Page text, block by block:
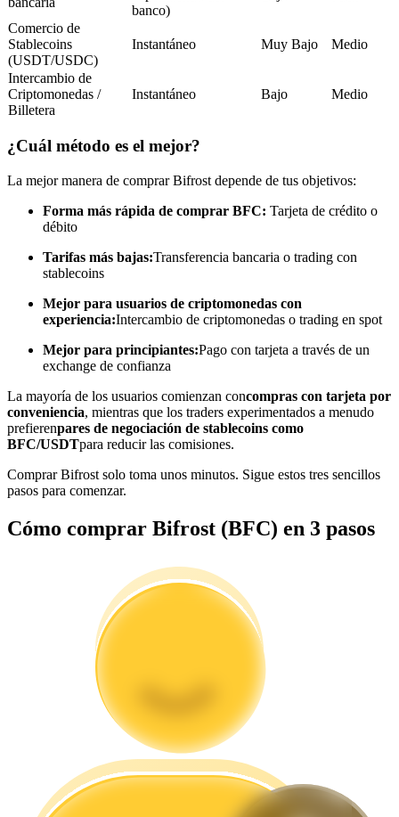
Copiar Trading
Únete a los mejores traders
Disfruta del reparto de beneficios y comisiones de copy trading
Información
Análisis de big data que incluye información comercial, etc.
Guía de inicio de futuros
banco)
Comercio de
Stablecoins
(USDT/USDC)
Instantáneo Muy Bajo Medio
Intercambio de
Criptomonedas /
Billetera
Instantáneo Bajo Medio
¿Cuál método es el mejor?
La mejor manera de comprar Bifrost depende de tus objetivos:
Forma más rápida de comprar BFC: Tarjeta de crédito o
débito
Tarifas más bajas:Transferencia bancaria o trading con
stablecoins
Mejor para usuarios de criptomonedas con
experiencia:Intercambio de criptomonedas o trading en spot
Mejor para principiantes:Pago con tarjeta a través de un
exchange de confianza
La mayoría de los usuarios comienzan concompras con tarjeta por
conveniencia, mientras que los traders experimentados a menudo
prefierenpares de negociación de stablecoins como
BFC/USDTpara reducir las comisiones.
Comprar Bifrost solo toma unos minutos. Sigue estos tres sencillos
pasos para comenzar.
Cómo comprar Bifrost (BFC) en 3 pasos